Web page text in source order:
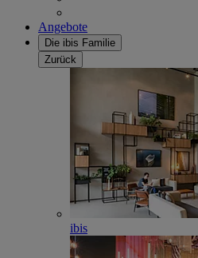
Angebote
Die ibis Familie
Zurück
ibis